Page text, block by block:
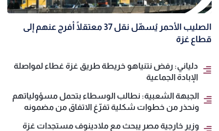
الصليب الأحمر يُسهّل نقل 37 معتقلًا أُفرج عنهم إلى
قطاع غزة
دلياني: رفض نتنياهو خريطة طريق غزة غطاء لمواصلة
الإبادة الجماعية
الجبهة الشعبية: نطالب الوسطاء بتحمل مسؤولياتهم
ونحذر من خطوات شكلية تفرّغ الاتفاق من مضمونه
وزير خارجية مصر يبحث مع ملادينوف مستجدات غزة